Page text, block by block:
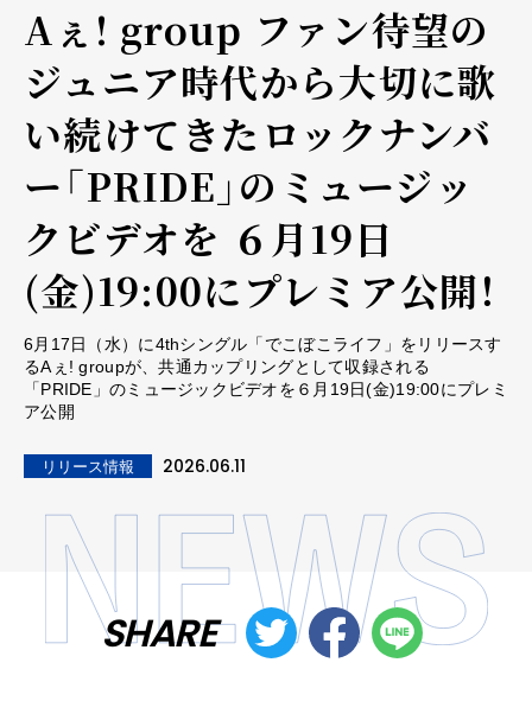
Aぇ! group ファン待望の
ジュニア時代から大切に歌
い続けてきたロックナンバ
ー「PRIDE」のミュージッ
クビデオを ６月19日
(金)19:00にプレミア公開！
6月17日（水）に4thシングル「でこぼこライフ」をリリースす
るAぇ! groupが、共通カップリングとして収録される
「PRIDE」のミュージックビデオを６月19日(金)19:00にプレミ
ア公開
リリース情報 2026.06.11
SHARE